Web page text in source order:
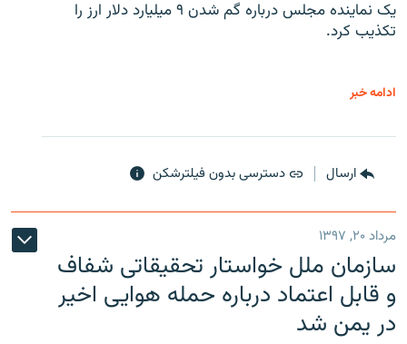
یک نماینده مجلس درباره گم شدن ۹ میلیارد دلار ارز را
تکذیب کرد.
ادامه خبر
ارسال دسترسی بدون فیلترشکن
مرداد ۲۰, ۱۳۹۷
سازمان ملل خواستار تحقیقاتی شفاف
و قابل اعتماد درباره حمله هوایی اخیر
در یمن شد